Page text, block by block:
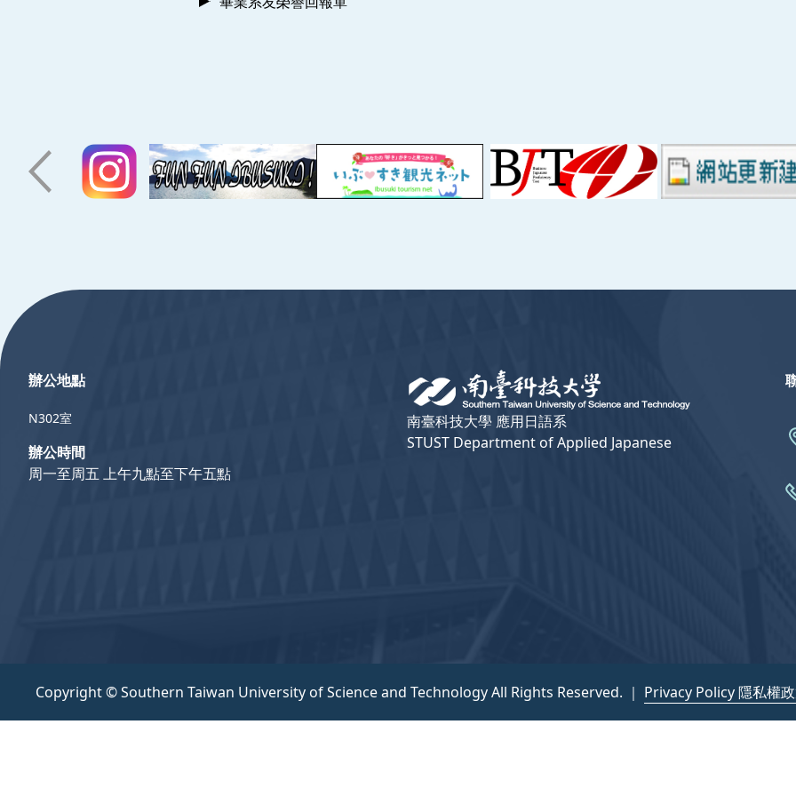
南臺科技大學 應用日語系
STUST Department of Applied Japanese
辦公地點
N302室
辦公時間
周一至周五 上午九點至下午五點
Copyright © Southern Taiwan University of Science and Technology All Rights Reserved. ｜ Privacy Policy 隱私權